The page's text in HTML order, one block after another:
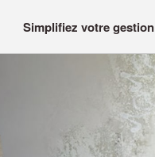
Simplifiez votre gestion